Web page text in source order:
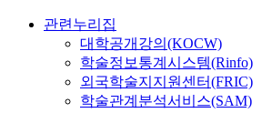
관련누리집
대학공개강의(KOCW)
학술정보통계시스템(Rinfo)
외국학술지지원센터(FRIC)
학술관계분석서비스(SAM)